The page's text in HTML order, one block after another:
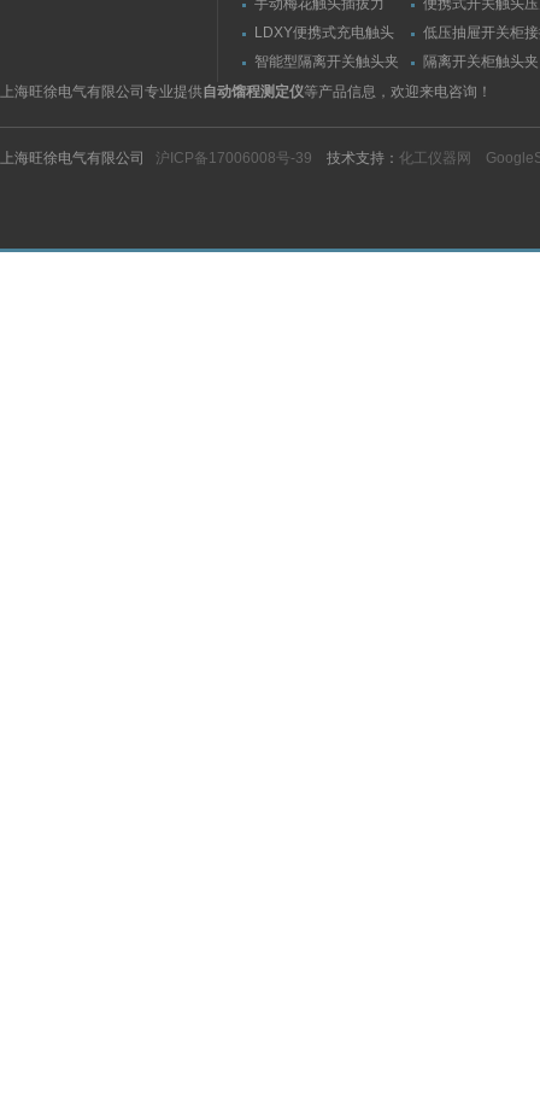
手动梅花触头插拔力
（推拉力）测量仪
便携式开关触头
（夹紧力）测量仪
LDXY便携式充电触头
（指）夹紧力测量仪
低压抽屉开关柜
触头（夹紧力）
智能型隔离开关触头夹
紧力测试仪
隔离开关柜触头
测试仪/精度传感
上海旺徐电气有限公司专业提供自动馏程测定仪等产品信息，欢迎来电咨询！
上海旺徐电气有限公司 沪ICP备17006008号-39 技术支持： 化工仪器网